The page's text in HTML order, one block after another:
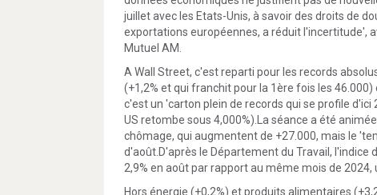
juillet avec les Etats-Unis, à savoir des droits de
exportations européennes, a réduit l'incertitude',
Mutuel AM.
A Wall Street, c'est reparti pour les records
(+1,2% et qui franchit pour la 1ère fois les
c'est un 'carton plein de records qui se profile d'ici
US retombe sous 4,000%).La séance a été
chômage, qui augmentent de +27.000, mais le
d'août.D'après le Département du Travail,
2,9% en août par rapport au même mois de
Hors énergie (+0,2%) et produits alimentaires